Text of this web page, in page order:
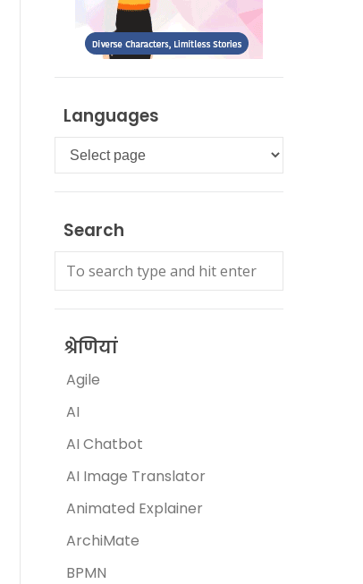
Languages
Languages
Search
श्रेणियां
Agile
AI
AI Chatbot
AI Image Translator
Animated Explainer
ArchiMate
BPMN